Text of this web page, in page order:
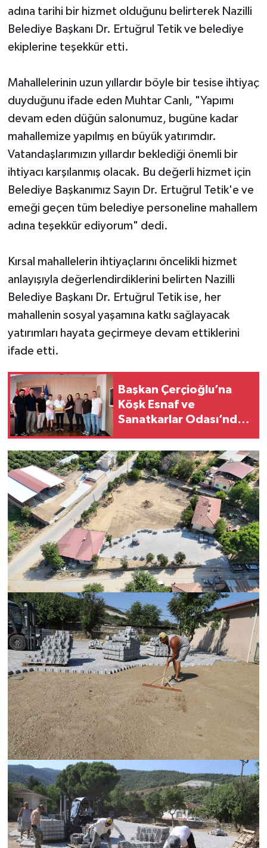
adına tarihi bir hizmet olduğunu belirterek Nazilli
Belediye Başkanı Dr. Ertuğrul Tetik ve belediye
ekiplerine teşekkür etti.
Mahallelerinin uzun yıllardır böyle bir tesise ihtiyaç
duyduğunu ifade eden Muhtar Canlı, "Yapımı
devam eden düğün salonumuz, bugüne kadar
mahallemize yapılmış en büyük yatırımdır.
Vatandaşlarımızın yıllardır beklediği önemli bir
ihtiyacı karşılanmış olacak. Bu değerli hizmet için
Belediye Başkanımız Sayın Dr. Ertuğrul Tetik'e ve
emeği geçen tüm belediye personeline mahallem
adına teşekkür ediyorum" dedi.
Kırsal mahallelerin ihtiyaçlarını öncelikli hizmet
anlayışıyla değerlendirdiklerini belirten Nazilli
Belediye Başkanı Dr. Ertuğrul Tetik ise, her
mahallenin sosyal yaşamına katkı sağlayacak
yatırımları hayata geçirmeye devam ettiklerini
ifade etti.
Başkan Çerçioğlu’na
Köşk Esnaf ve
Sanatkarlar Odası’ndan